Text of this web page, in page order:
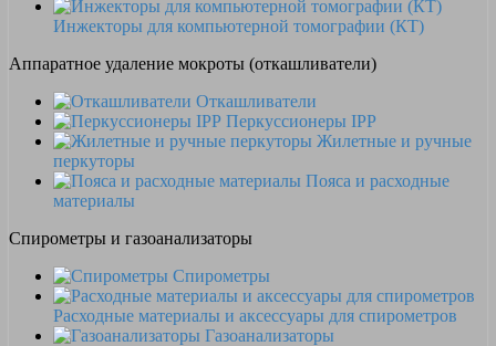
Инжекторы для компьютерной томографии (КТ)
Аппаратное удаление мокроты (откашливатели)
Откашливатели
Перкуссионеры IPP
Жилетные и ручные
перкуторы
Пояса и расходные
материалы
Спирометры и газоанализаторы
Спирометры
Расходные материалы и аксессуары для спирометров
Газоанализаторы